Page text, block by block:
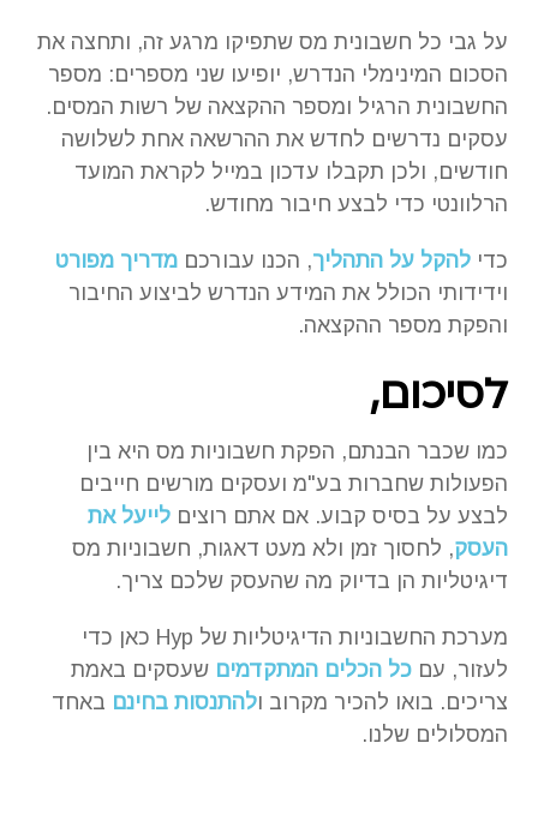
על גבי כל חשבונית מס שתפיקו מרגע זה, ותחצה את
הסכום המינימלי הנדרש, יופיעו שני מספרים: מספר
החשבונית הרגיל ומספר ההקצאה של רשות המסים.
עסקים נדרשים לחדש את ההרשאה אחת לשלושה
חודשים, ולכן תקבלו עדכון במייל לקראת המועד
הרלוונטי כדי לבצע חיבור מחודש.
כדי להקל על התהליך, הכנו עבורכם מדריך מפורט
וידידותי הכולל את המידע הנדרש לביצוע החיבור
והפקת מספר ההקצאה.
לסיכום,
כמו שכבר הבנתם, הפקת חשבוניות מס היא בין
הפעולות שחברות בע"מ ועסקים מורשים חייבים
לבצע על בסיס קבוע. אם אתם רוצים לייעל את
העסק, לחסוך זמן ולא מעט דאגות, חשבוניות מס
דיגיטליות הן בדיוק מה שהעסק שלכם צריך.
מערכת החשבוניות הדיגיטליות של Hyp כאן כדי
לעזור, עם כל הכלים המתקדמים שעסקים באמת
צריכים. בואו להכיר מקרוב ולהתנסות בחינם באחד
המסלולים שלנו.